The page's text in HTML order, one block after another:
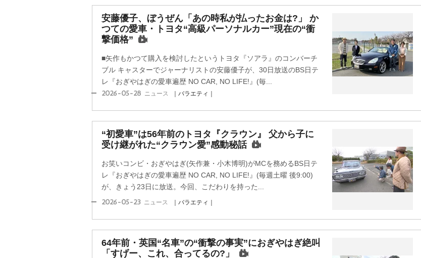
u
t
e
安藤優子、ぼうぜん「あの時私が払ったお金は?」 か
つての愛車・トヨタ“高級パーソナルカー”現在の“衝
撃価格”
■矢作もかつて購入を検討したというトヨタ『ソアラ』のコンバーチ
ブル キャスターでジャーナリストの安藤優子が、30日放送のBS日テ
レ『おぎやはぎの愛車遍歴 NO CAR, NO LIFE!』(毎...
2026-05-28 ニュース ｜バラエティ｜
“初愛車”は56年前のトヨタ『クラウン』 父から子に
受け継がれた“クラウン愛”感動秘話
お笑いコンビ・おぎやはぎ(矢作兼・小木博明)がMCを務めるBS日テ
レ『おぎやはぎの愛車遍歴 NO CAR, NO LIFE!』(毎週土曜 後9:00)
が、きょう23日に放送。今回、こだわりを持った...
2026-05-23 ニュース ｜バラエティ｜
64年前・英国“名車”の“衝撃の事実”におぎやはぎ絶叫
「すげー、これ、合ってるの?」